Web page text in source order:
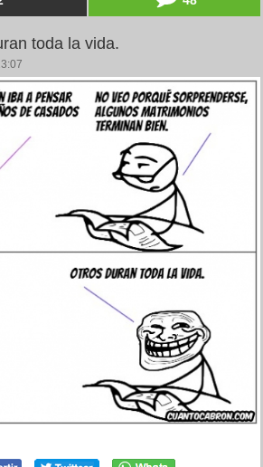
toda la vida.